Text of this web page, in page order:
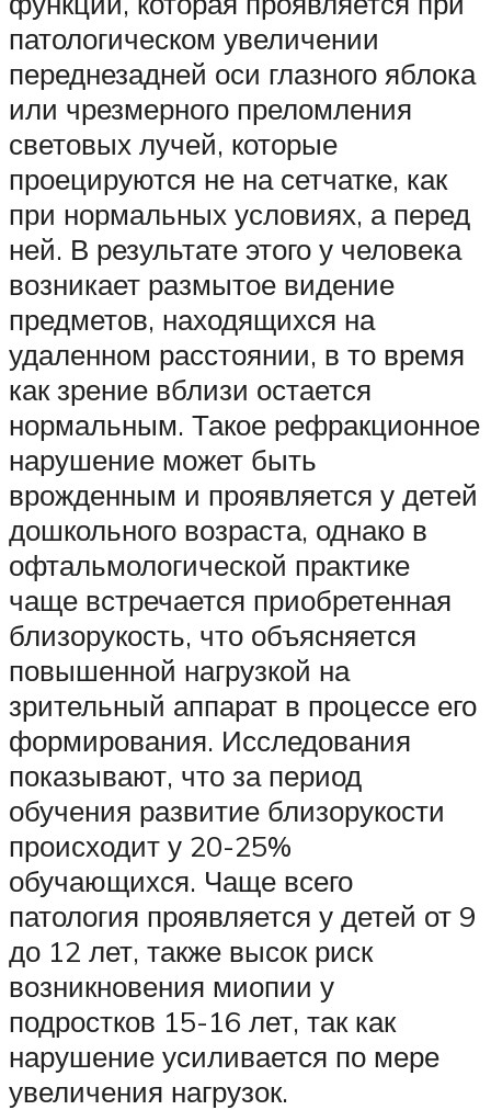
патологическом увеличении
переднезадней оси глазного яблока
или чрезмерного преломления
световых лучей, которые
проецируются не на сетчатке, как
при нормальных условиях, а перед
ней. В результате этого у человека
возникает размытое видение
предметов, находящихся на
удаленном расстоянии, в то время
как зрение вблизи остается
нормальным. Такое рефракционное
нарушение может быть
врожденным и проявляется у детей
дошкольного возраста, однако в
офтальмологической практике
чаще встречается приобретенная
близорукость, что объясняется
повышенной нагрузкой на
зрительный аппарат в процессе его
формирования. Исследования
показывают, что за период
обучения развитие близорукости
происходит у 20-25%
обучающихся. Чаще всего
патология проявляется у детей от 9
до 12 лет, также высок риск
возникновения миопии у
подростков 15-16 лет, так как
нарушение усиливается по мере
увеличения нагрузок.